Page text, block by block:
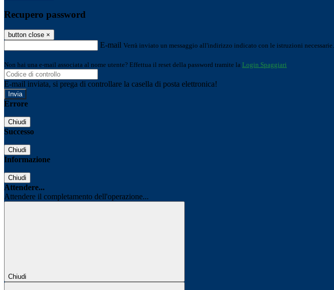
Recupero password
button close ×
E-mail Verrà inviato un messaggio all'indirizzo indicato con le istruzioni necessarie.
Non hai una e-mail associata al nome utente? Effettua il reset della password tramite la Login Spaggiari
E-mail inviata, si prega di controllare la casella di posta elettronica!
Errore
Chiudi
Successo
Chiudi
Informazione
Chiudi
Attendere...
Attendere il completamento dell'operazione...
Chiudi